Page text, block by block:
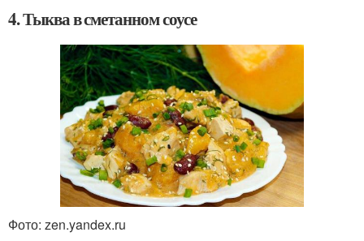
4. Тыква в сметанном соусе
Фото: zen.yandex.ru